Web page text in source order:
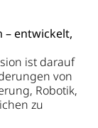
– entwickelt,
ist darauf
von
Robotik,
zu